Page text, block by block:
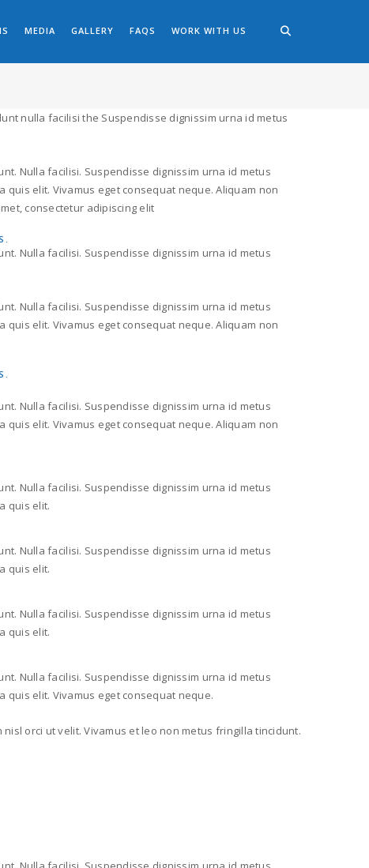
MEDIA GALLERY FAQS WORK WITH US
nulla facilisi the Suspendisse dignissim urna id metus
Nulla facilisi. Suspendisse dignissim urna id metus
elit. Vivamus eget consequat neque. Aliquam non
consectetur adipiscing elit
Nulla facilisi. Suspendisse dignissim urna id metus
Nulla facilisi. Suspendisse dignissim urna id metus
elit. Vivamus eget consequat neque. Aliquam non
Nulla facilisi. Suspendisse dignissim urna id metus
elit. Vivamus eget consequat neque. Aliquam non
Nulla facilisi. Suspendisse dignissim urna id metus
quis elit.
Nulla facilisi. Suspendisse dignissim urna id metus
quis elit.
Nulla facilisi. Suspendisse dignissim urna id metus
quis elit.
Nulla facilisi. Suspendisse dignissim urna id metus
quis elit. Vivamus eget consequat neque.
orci ut velit. Vivamus et leo non metus fringilla tincidunt.